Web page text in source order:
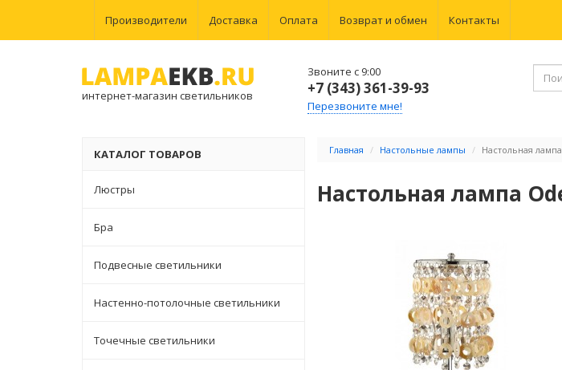
Производители Доставка Оплата Возврат и обмен Контакты
интернет-магазин светильников
Звоните с 9:00
+7 (343) 361-39-93
Перезвоните мне!
КАТАЛОГ ТОВАРОВ
Люстры
Бра
Подвесные светильники
Настенно-потолочные светильники
Точечные светильники
Главная Настольные лампы Настольная
Настольная лампа